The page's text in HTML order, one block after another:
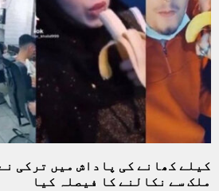
ملک سے نکالنے کا فیصلہ کیا